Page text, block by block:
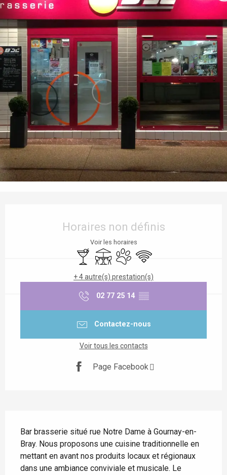
Horaires non définis
Voir les horaires
Bar / Buvette
TerrasseAnimaux acceptés
WiFi
+ 4 autre(s) prestation(s)
02 77 25 14 ▒▒
Contactez-nous
Voir tous les contacts
Page Facebook
Bar brasserie situé rue Notre Dame à Gournay-en-
Bray. Nous proposons une cuisine traditionnelle en
mettant en avant nos produits locaux et régionaux
dans une ambiance conviviale et musicale. Le